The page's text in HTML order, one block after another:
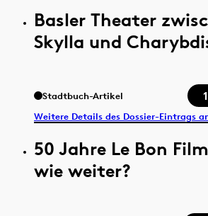
Basler Theater
Skylla und
Stadtbuch-Artikel
Weitere Details des Dossier-Eintrags
50 Jahre Le Bon
wie weiter?